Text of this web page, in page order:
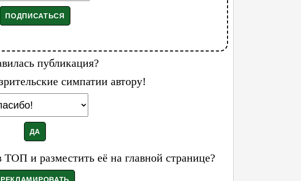
публикация?
симпатии автору!
и разместить её на главной странице?